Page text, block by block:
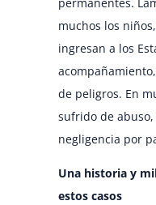
permanentes.
muchos los
ingresan a los
de peligros. En
sufrido de
negligencia por
Una historia y
estos casos